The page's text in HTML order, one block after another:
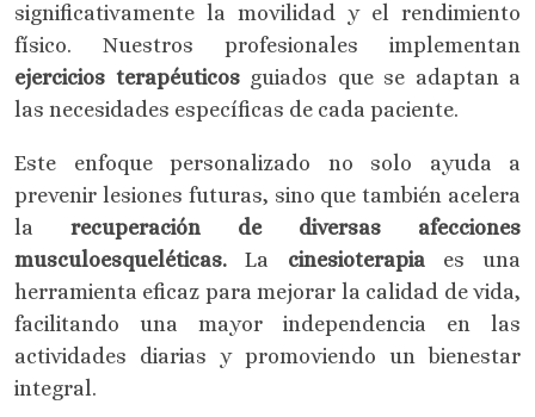
significativamente la movilidad y el rendimiento
físico. Nuestros profesionales implementan
ejercicios terapéuticosguiados que se adaptan a
las necesidades específicas de cada paciente.
Este enfoque personalizado no solo ayuda a
prevenir lesiones futuras, sino que también acelera
la recuperación de diversas afecciones
musculoesqueléticas. La cinesioterapia es una
herramienta eficaz para mejorar la calidad de vida,
facilitando una mayor independencia en las
actividades diarias y promoviendo un bienestar
integral.